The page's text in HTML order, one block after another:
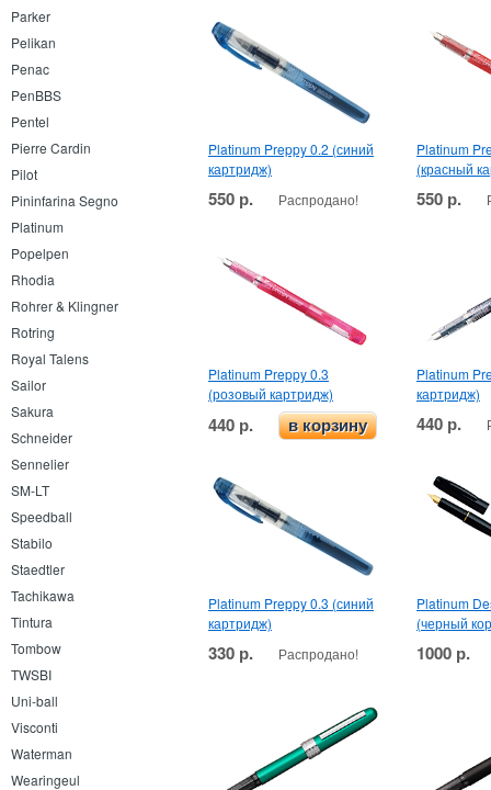
Parker
Pelikan
Penac
PenBBS
Pentel
Pierre Cardin
Pilot
Pininfarina Segno
Platinum
Popelpen
Rhodia
Rohrer & Klingner
Rotring
Royal Talens
Sailor
Sakura
Schneider
Sennelier
SM-LT
Speedball
Stabilo
Staedtler
Tachikawa
Tintura
Tombow
TWSBI
Uni-ball
Visconti
Waterman
Wearingeul
Platinum Preppy 0.2 (синий
картридж)
550 р. Распродано!
Platinum
(красный
550 р.
Platinum Preppy 0.3
(розовый картридж)
440 р. в корзину
Platinum
картридж)
440 р.
Platinum Preppy 0.3 (синий
картридж)
330 р. Распродано!
Platinum
(черный
1000 р.